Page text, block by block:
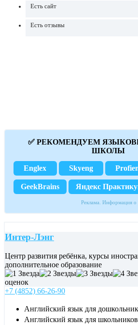
Есть сайт
Есть отзывы
✅ РЕКОМЕНДУЕМ
ШКОЛЫ
Englex Skyeng
GeekBrains Яндекс
Реклама. Информация о
Интер-Лэнг
Центр развития ребёнка, курсы
дополнительное образование
оценок
+7 (4852) 66-26-90
Английский язык для
Английский язык для